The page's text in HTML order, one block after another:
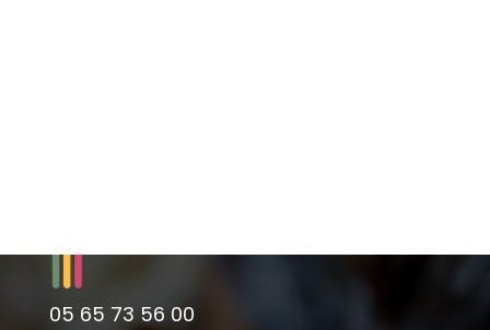
05 65 73 56 00